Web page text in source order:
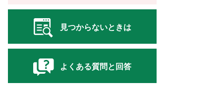
見つからないときは
よくある質問と回答